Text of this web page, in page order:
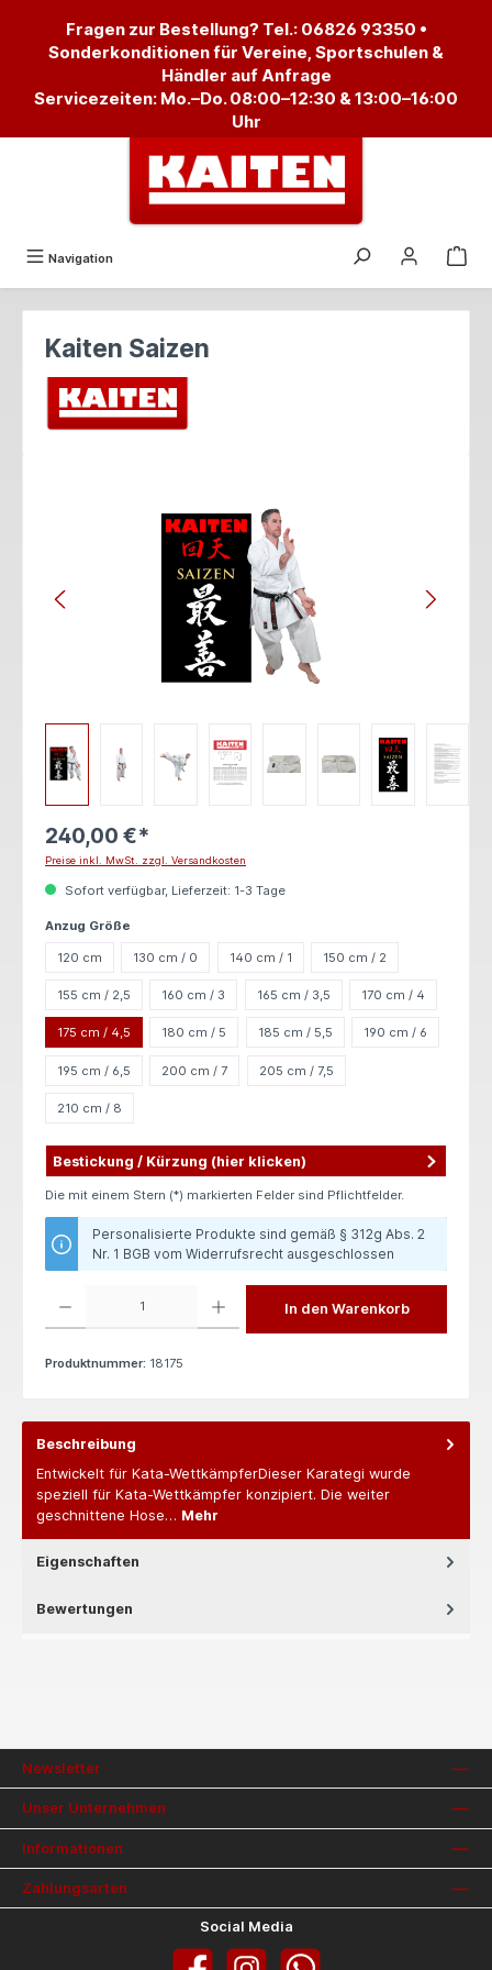
Fragen zur Bestellung? Tel.: 06826 93350 •
Sonderkonditionen für Vereine, Sportschulen &
Händler auf Anfrage
Servicezeiten: Mo.–Do. 08:00–12:30 & 13:00–16:00
Uhr
Navigation
Kaiten Saizen
240,00 €*
Preise inkl. MwSt. zzgl. Versandkosten
Sofort verfügbar, Lieferzeit: 1-3 Tage
Anzug Größe
120 cm 130 cm / 0 140 cm / 1 150 cm / 2
155 cm / 2,5 160 cm / 3 165 cm / 3,5 170 cm / 4
175 cm / 4,5 180 cm / 5 185 cm / 5,5 190 cm / 6
195 cm / 6,5 200 cm / 7 205 cm / 7,5
210 cm / 8
Bestickung / Kürzung (hier klicken)
Die mit einem Stern (*) markierten Felder sind Pflichtfelder.
Personalisierte Produkte sind gemäß § 312g Abs. 2
Nr. 1 BGB vom Widerrufsrecht ausgeschlossen
In den Warenkorb
Produktnummer: 18175
Beschreibung
Entwickelt für Kata-WettkämpferDieser Karategi wurde
speziell für Kata-Wettkämpfer konzipiert. Die weiter
geschnittene Hose… Mehr
Eigenschaften
Bewertungen
Newsletter
Unser Unternehmen
Informationen
Zahlungsarten
Social Media